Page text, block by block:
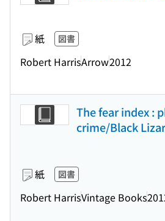
紙 図書
Robert HarrisArrow2012
The fear index :
crime/Black
紙 図書
Robert HarrisVintage Books